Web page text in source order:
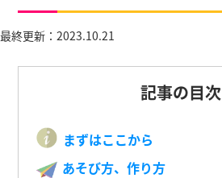
最終更新：2023.10.21
記事の目次
まずはここから
あそび方、作り方